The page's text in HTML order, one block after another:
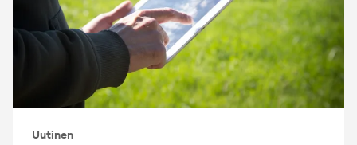
Uutinen